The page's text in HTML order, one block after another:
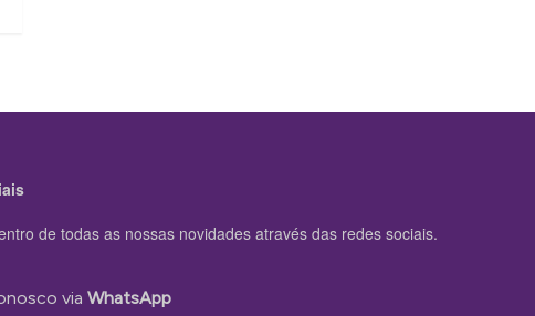
de todas as nossas novidades através das redes sociais.
via WhatsApp